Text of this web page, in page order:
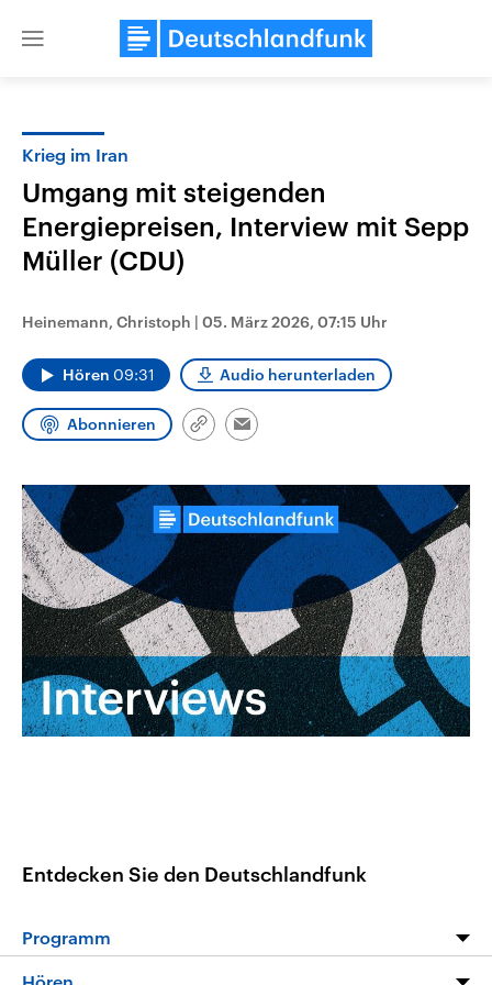
Close
USA
Hintergründe
Wirtschaftlich und militärisch
mit großem Einfluss auf das
aktuelle Weltgeschehen.
Nahostkonflikt
Israel möchte die Hamas
Diese wird wie die
Libanon vom Iran
Sendungen Programm Podcasts
Audio-Archiv
Krieg im Iran
Umgang mit steigenden
Energiepreisen, Interview mit Sepp
Müller (CDU)
Heinemann, Christoph | 05. März 2026, 07:15 Uhr
Hören 09:31 Audio herunterladen
Abonnieren
Link
Email
Entdecken Sie den Deutschlandfunk
Programm
Programm